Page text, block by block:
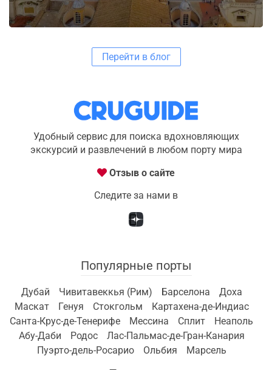
Перейти в блог
Удобный сервис для поиска вдохновляющих
экскурсий и развлечений в любом порту мира
Отзыв о сайте
Следите за нами в
Популярные порты
Дубай Чивитавеккья (Рим) Барселона
Доха
Маскат
Генуя Стокгольм
Картахена-де-Индиас
Санта-Крус-де-Тенерифе
Мессина Сплит
Неаполь
Абу-Даби
Родос
Лас-Пальмас-де-Гран-Канария
Пуэрто-дель-Росарио
Ольбия Марсель